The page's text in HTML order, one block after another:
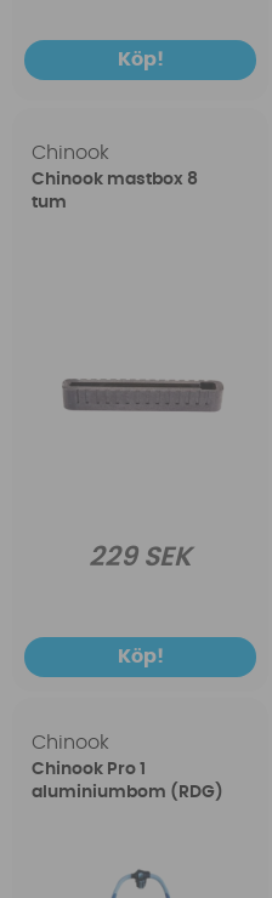
Köp!
Chinook
Chinook mastbox 8
tum
229 SEK
Köp!
Chinook
Chinook Pro 1
aluminiumbom (RDG)